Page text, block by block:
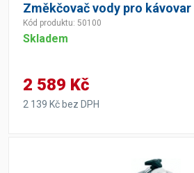
Změkčovač vody pro
Kód produktu: 50100
Skladem
2 589 Kč
2 139 Kč bez DPH